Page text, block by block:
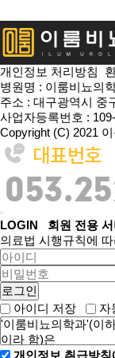
개인정보 처리방침
병원명 : 이룸비뇨의
주소 : 대구광역시 중
사업자등록번호 :
Copyright (C) 2021
LOGIN 회원 전용
의료법 시행규칙에
아이디 저장 자
개인정보 취급방